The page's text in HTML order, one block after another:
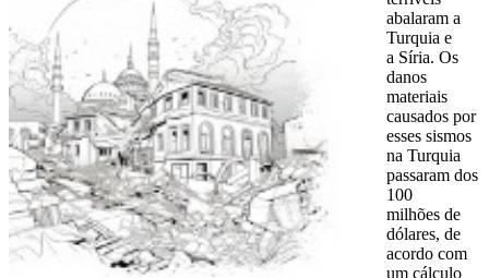
abalaram a
Turquia e
a Síria. Os
danos
materiais
causados por
esses sismos
na Turquia
passaram dos
100
milhões de
dólares, de
acordo com
um cálculo